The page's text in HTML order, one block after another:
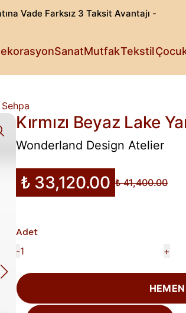
Vade Farksız 3 Taksit Avantajı -
Işıldayan
Detaylı
Sanat Sanattan
Mutfak Estetik
Tekstil
Rahat
Küçüklerin
Patili
Fark
Sehpa
Kırmızı Beyaz Lake
Wonderland Design Atelier
₺ 33,120.00 ₺ 41,400.00
Adet
- +